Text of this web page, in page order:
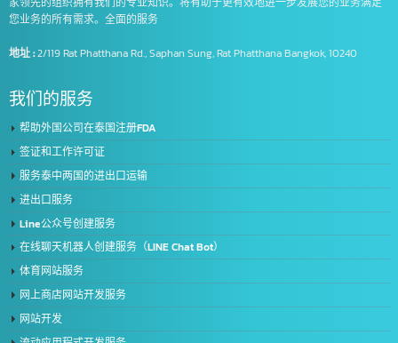
Intelligence Business (Thailand) Co., Ltd.
我们是提供全面 IT 服务的领导者，服务于来自公共和私营部门的客户，超过 50
家领先的组织拥有我们的专业知识。将有助于更有效地进一步发展您的业务满
您业务的所有需求。全面的服务
地址 :2/119 Rat Phatthana Rd., Saphan Sung, Rat Phatthana Bangkok, 10240
我们的服务
帮助外国公司在泰国注册FDA
签证和工作许可证
服务泰中两国的进出口运输